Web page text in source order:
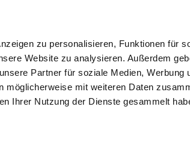
zu personalisieren, Funktionen für
Website zu analysieren. Außerdem
Partner für soziale Medien, Werbung
möglicherweise mit weiteren Daten
Ihrer Nutzung der Dienste gesammelt
Aktuelles Ratgeber